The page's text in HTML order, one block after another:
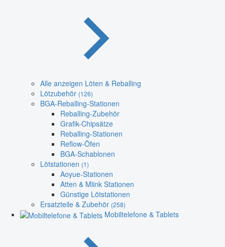
Alle anzeigen Löten & Reballing
Lötzubehör (126)
BGA-Reballing-Stationen
Reballing-Zubehör
Grafik-Chipsätze
Reballing-Stationen
Reflow-Öfen
BGA-Schablonen
Lötstationen (1)
Aoyue-Stationen
Atten & Mlink Stationen
Günstige Lötstationen
Ersatzteile & Zubehör (258)
Mobiltelefone & Tablets